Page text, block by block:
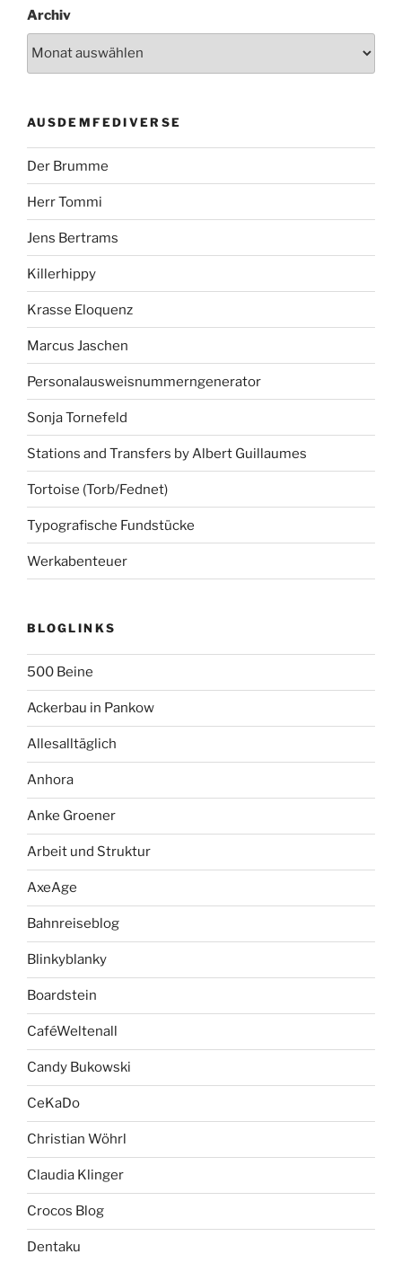
Archiv
AUSDEMFEDIVERSE
Der Brumme
Herr Tommi
Jens Bertrams
Killerhippy
Krasse Eloquenz
Marcus Jaschen
Personalausweisnummerngenerator
Sonja Tornefeld
Stations and Transfers by Albert Guillaumes
Tortoise (Torb/Fednet)
Typografische Fundstücke
Werkabenteuer
BLOGLINKS
500 Beine
Ackerbau in Pankow
Allesalltäglich
Anhora
Anke Groener
Arbeit und Struktur
AxeAge
Bahnreiseblog
Blinkyblanky
Boardstein
CaféWeltenall
Candy Bukowski
CeKaDo
Christian Wöhrl
Claudia Klinger
Crocos Blog
Dentaku